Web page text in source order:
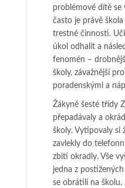
problémové dítě se
často je právě
trestné čin­nosti.
úkol odhalit a
fenomén –
ško­ly, závažnější
poradenskými a
Žákyně šesté třídy
přepadávaly a
školy. Vytipovaly si
zavlekly do
zbití okradly. Vše
jedna z
se obrátili na